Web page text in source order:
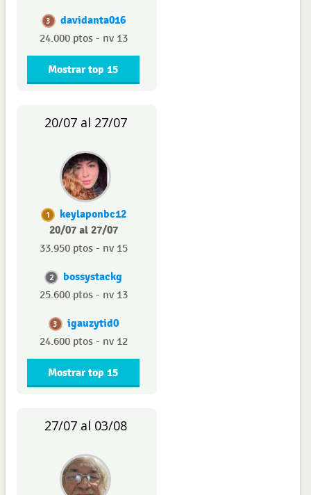
3 davidanta016
24.000 ptos - nv 13
Mostrar top 15
20/07 al 27/07
1
keylaponbc12
20/07 al 27/07
33.950 ptos - nv 15
2 bossystackg
25.600 ptos - nv 13
3 igauzytid0
24.600 ptos - nv 12
Mostrar top 15
27/07 al 03/08